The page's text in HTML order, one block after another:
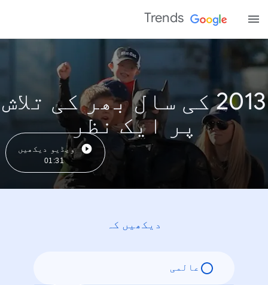
Trends
2013 کی سال بھر کی تلاش
پر ایک نظر
ویڈیو دیکھیں
01:31
دیکھیں کہ
عالمی